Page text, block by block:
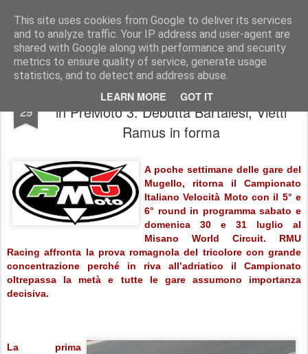
This site uses cookies from Google to deliver its services
and to analyze traffic. Your IP address and user-agent are
shared with Google along with performance and security
metrics to ensure quality of service, generate usage
statistics, and to detect and address abuse.
LEARN MORE GOT IT
AutoMotoCorse. Motorsport Random News 280912
29
CIV a Misano: RMU a caccia del primato
in PreMoto 3. Debutta Bartalesi, Vietti
Ramus in forma
A poche settimane delle gare del
Mugello, ritorna il Campionato
Italiano Velocità Moto con il 5° e
6° round in programma sabato e
domenica 30 e 31 luglio al
Misano World Circuit. RMU
Racing affronta la prova romagnola del tricolore con grande
concentrazione perché in riva all’adriatico il Campionato
oltrepassa la metà e tutte le gare assumono importanza
decisiva.
La prima